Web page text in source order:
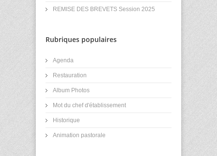
REMISE DES BREVETS Session 2025
Rubriques populaires
Agenda
Restauration
Album Photos
Mot du chef d'établissement
Historique
Animation pastorale